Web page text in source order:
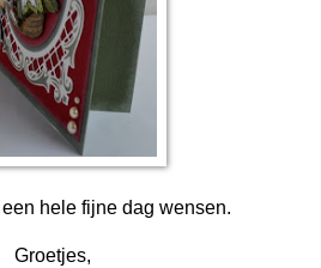
een hele fijne dag wensen.
Groetjes,